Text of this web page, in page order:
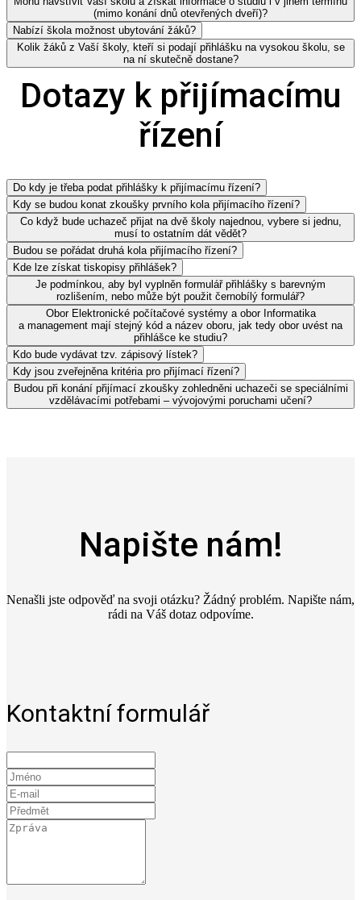
(mimo konání dnů otevřených dveří)?
Nabízí škola možnost ubytování žáků?
Kolik žáků z Vaší školy, kteří si podají přihlášku na vysokou školu, se
na ní skutečně dostane?
Dotazy k přijímacímu
řízení
Do kdy je třeba podat přihlášky k přijímacímu řízení?
Kdy se budou konat zkoušky prvního kola přijímacího řízení?
Co když bude uchazeč přijat na dvě školy najednou, vybere si jednu,
musí to ostatním dát vědět?
Budou se pořádat druhá kola přijímacího řízení?
Kde lze získat tiskopisy přihlášek?
Je podmínkou, aby byl vyplněn formulář přihlášky s barevným
rozlišením, nebo může být použit černobílý formulář?
Obor Elektronické počítačové systémy a obor Informatika
a management mají stejný kód a název oboru, jak tedy obor uvést na
přihlášce ke studiu?
Kdo bude vydávat tzv. zápisový lístek?
Kdy jsou zveřejněna kritéria pro přijímací řízení?
Budou při konání přijímací zkoušky zohledněni uchazeči se speciálními
vzdělávacími potřebami – vývojovými poruchami učení?
Napište nám!
Nenašli jste odpověď na svoji otázku? Žádný problém. Napište nám,
rádi na Váš dotaz odpovíme.
Kontaktní formulář